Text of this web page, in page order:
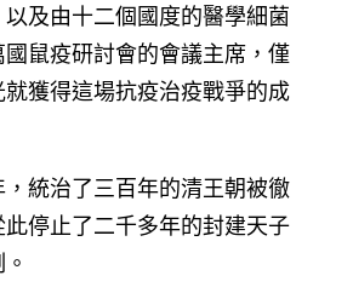
及由十二個國度的醫學細菌
鼠疫研討會的會議主席，僅
獲得這場抗疫治疫戰爭的成
統治了三百年的清王朝被徹
停止了二千多年的封建天子